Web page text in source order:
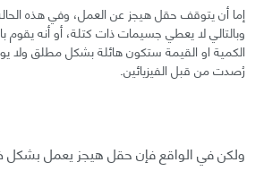
إما أن يتوقف حقل هيجز عن العمل، وفي هذه
وبالتالي لا يعطي جسيمات ذات كتلة، أو أنه يقوم
الكمية او القيمة ستكون هائلة بشكل مطلق ولا
رُصدت من قبل الفيزيائين.
ولكن في الواقع فإن حقل هيجز يعمل